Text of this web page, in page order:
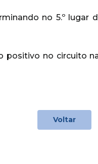
no 5.º lugar
positivo no circuito
Voltar